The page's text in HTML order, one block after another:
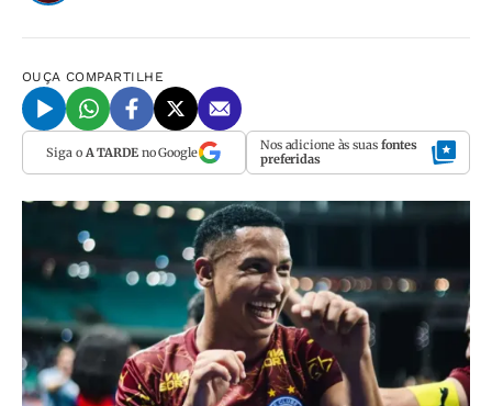
OUÇA COMPARTILHE
Siga o A TARDEno Google Nos adicione às suas fontes
preferidas